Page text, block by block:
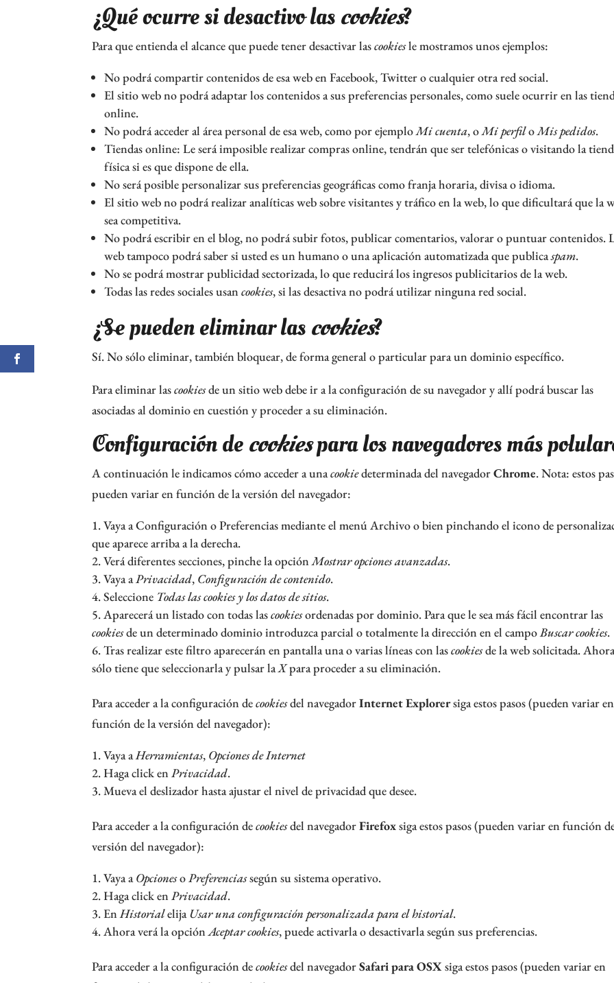
¿Qué ocurre si desactivo lascookies?
Para que entienda el alcance que puede tener desactivar lascookiesle mostramos unos ejemplos:
No podrá compartir contenidos de esa web en Facebook, Twitter o cualquier otra red social.
El sitio web no podrá adaptar los contenidos a sus preferencias personales, como suele ocurrir en las
online.
No podrá acceder al área personal de esa web, como por ejemploMi cuenta, oMi perfiloMis pedidos.
Tiendas online: Le será imposible realizar compras online, tendrán que ser telefónicas o visitando la
física si es que dispone de ella.
No será posible personalizar sus preferencias geográficas como franja horaria, divisa o idioma.
El sitio web no podrá realizar analíticas web sobre visitantes y tráfico en la web, lo que dificultará que la
sea competitiva.
No podrá escribir en el blog, no podrá subir fotos, publicar comentarios, valorar o puntuar contenidos.
web tampoco podrá saber si usted es un humano o una aplicación automatizada que publicaspam.
No se podrá mostrar publicidad sectorizada, lo que reducirá los ingresos publicitarios de la web.
Todas las redes sociales usancookies, si las desactiva no podrá utilizar ninguna red social.
¿Se pueden eliminar lascookies?
Sí. No sólo eliminar, también bloquear, de forma general o particular para un dominio específico.
Para eliminar lascookiesde un sitio web debe ir a la configuración de su navegador y allí podrá buscar las
asociadas al dominio en cuestión y proceder a su eliminación.
Configuración decookiespara los navegadores más
A continuación le indicamos cómo acceder a unacookiedeterminada del navegadorChrome. Nota: estos
pueden variar en función de la versión del navegador:
Vaya a Configuración o Preferencias mediante el menú Archivo o bien pinchando el icono de
que aparece arriba a la derecha.
Verá diferentes secciones, pinche la opciónMostrar opciones avanzadas.
Vaya aPrivacidad, Configuración de contenido.
Seleccione Todas lascookiesy los datos de sitios.
Aparecerá un listado con todas lascookiesordenadas por dominio. Para que le sea más fácil encontrar las
cookiesde un determinado dominio introduzca parcial o totalmente la dirección en el campoBuscar cookies.
Tras realizar este filtro aparecerán en pantalla una o varias líneas con lascookiesde la web solicitada.
sólo tiene que seleccionarla y pulsar laXpara proceder a su eliminación.
Para acceder a la configuración decookiesdel navegadorInternet Explorersiga estos pasos (pueden variar en
función de la versión del navegador):
Vaya aHerramientas, Opciones de Internet
Haga click enPrivacidad.
Mueva el deslizador hasta ajustar el nivel de privacidad que desee.
Para acceder a la configuración decookiesdel navegadorFirefoxsiga estos pasos (pueden variar en función
versión del navegador):
Vaya aOpcionesoPreferenciassegún su sistema operativo.
Haga click enPrivacidad.
EnHistorialelijaUsar una configuración personalizada para el historial.
Ahora verá la opciónAceptar cookies, puede activarla o desactivarla según sus preferencias.
Para acceder a la configuración decookiesdel navegadorSafari para OSXsiga estos pasos (pueden variar en